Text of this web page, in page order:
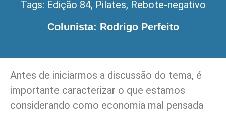
Tags: Edição 84, Pilates, Rebote-negativo
Colunista: Rodrigo Perfeito
Antes de iniciarmos a discussão do tema, é
importante caracterizar o que estamos
considerando como economia mal pensada